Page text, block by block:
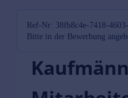
Ref-Nr: 38fb8c4e-7418-
Bitte in der Bewerbung